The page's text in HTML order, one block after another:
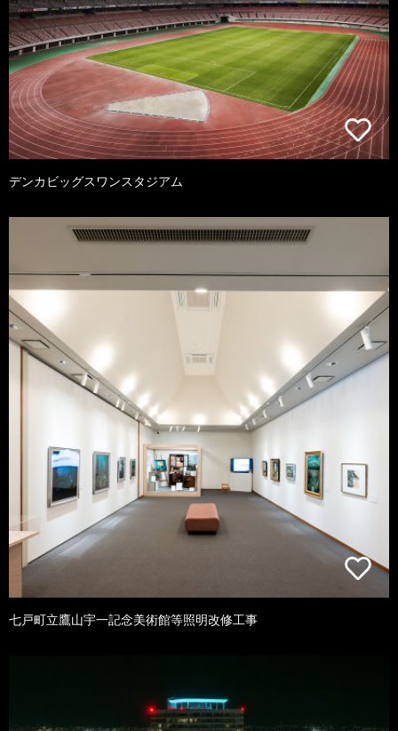
デンカビッグスワンスタジアム
七戸町立鷹山宇一記念美術館等照明改修工事